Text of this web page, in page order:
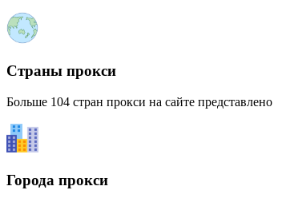
Страны прокси
Больше 104 стран прокси на сайте представлено
Города прокси